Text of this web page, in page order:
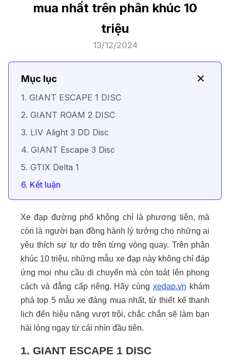
mua nhất trên phân khúc 10
triệu
13/12/2024
Mục lục
1. GIANT ESCAPE 1 DISC
2. GIANT ROAM 2 DISC
3. LIV Alight 3 DD Disc
4. GIANT Escape 3 Disc
5. GTIX Delta 1
6. Kết luận
Xe đạp đường phố không chỉ là phương tiện, mà
còn là người bạn đồng hành lý tưởng cho những ai
yêu thích sự tự do trên từng vòng quay. Trên phân
khúc 10 triệu, những mẫu xe đạp này không chỉ đáp
ứng mọi nhu cầu di chuyển mà còn toát lên phong
cách và đẳng cấp riêng. Hãy cùngxedap.vn khám
phá top 5 mẫu xe đáng mua nhất, từ thiết kế thanh
lịch đến hiệu năng vượt trội, chắc chắn sẽ làm bạn
hài lòng ngay từ cái nhìn đầu tiên.
1. GIANT ESCAPE 1 DISC